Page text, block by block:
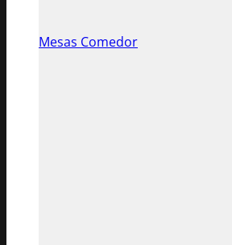
Mesas Comedor